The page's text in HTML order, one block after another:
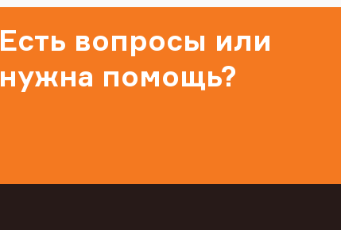
Есть вопросы или
нужна помощь?